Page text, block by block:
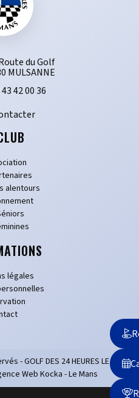
du Golf
MULSANNE
42 00 36
alentours
légales
- GOLF DES 24 HEURES LE MANS
Web Kocka - Le Mans